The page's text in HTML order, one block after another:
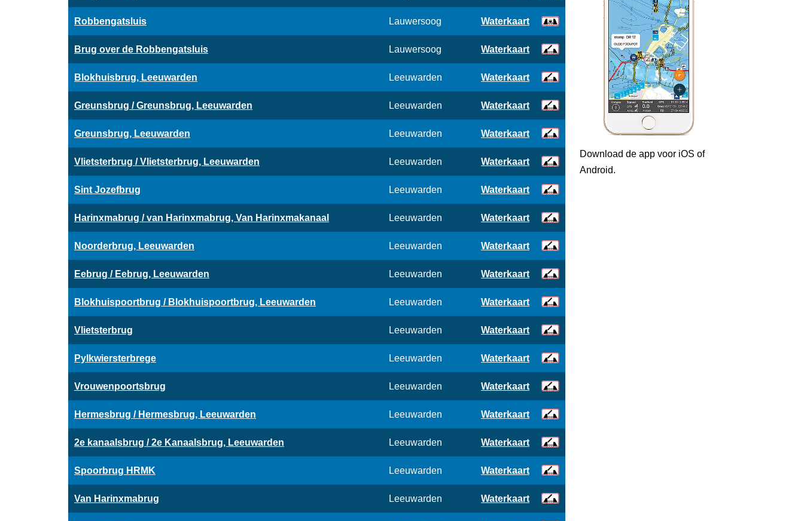
Robbengatsluis Lauwersoog Waterkaart
Brug over de Robbengatsluis Lauwersoog Waterkaart
Blokhuisbrug, Leeuwarden Leeuwarden Waterkaart
Greunsbrug / Greunsbrug, Leeuwarden Leeuwarden Waterkaart
Greunsbrug, Leeuwarden Leeuwarden Waterkaart
Vlietsterbrug / Vlietsterbrug, Leeuwarden Leeuwarden Waterkaart
Sint Jozefbrug Leeuwarden Waterkaart
Harinxmabrug / van Harinxmabrug, Van Harinxmakanaal Leeuwarden Waterkaart
Noorderbrug, Leeuwarden Leeuwarden Waterkaart
Eebrug / Eebrug, Leeuwarden Leeuwarden Waterkaart
Blokhuispoortbrug / Blokhuispoortbrug, Leeuwarden Leeuwarden Waterkaart
Vlietsterbrug Leeuwarden Waterkaart
Pylkwiersterbrege Leeuwarden Waterkaart
Vrouwenpoortsbrug Leeuwarden Waterkaart
Hermesbrug / Hermesbrug, Leeuwarden Leeuwarden Waterkaart
2e kanaalsbrug / 2e Kanaalsbrug, Leeuwarden Leeuwarden Waterkaart
Spoorbrug HRMK Leeuwarden Waterkaart
Van Harinxmabrug Leeuwarden Waterkaart
Download de app voor iOS of
Android.